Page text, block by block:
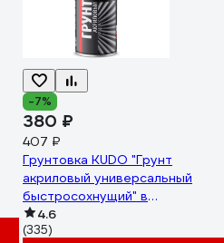
-7%
380 ₽
407 ₽
Грунтовка KUDO "Грунт
акриловый универсальный
быстросохнущий" в
баллончике, серый KU-2101
4.6
(335)